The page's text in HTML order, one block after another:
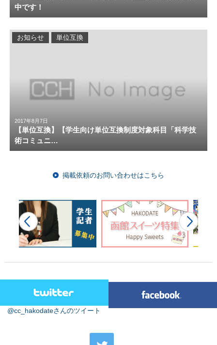
中です！
2017年8月7日
【単位互換】【学生向け単位互換制度対象科目「科学技
術コミュニ…
お知らせ 単位互換
掲載依頼のお問い合わせはこちら
@cc_hakodateさんのツイート